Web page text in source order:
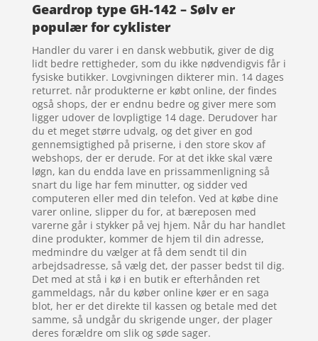
Geardrop type GH-142 – Sølv er
populær for cyklister
Handler du varer i en dansk webbutik, giver de dig
lidt bedre rettigheder, som du ikke nødvendigvis får i
fysiske butikker. Lovgivningen dikterer min. 14 dages
returret. når produkterne er købt online, der findes
også shops, der er endnu bedre og giver mere som
ligger udover de lovpligtige 14 dage. Derudover har
du et meget større udvalg, og det giver en god
gennemsigtighed på priserne, i den store skov af
webshops, der er derude. For at det ikke skal være
løgn, kan du endda lave en prissammenligning så
snart du lige har fem minutter, og sidder ved
computeren eller med din telefon. Ved at købe dine
varer online, slipper du for, at bæreposen med
varerne går i stykker på vej hjem. Når du har handlet
dine produkter, kommer de hjem til din adresse,
medmindre du vælger at få dem sendt til din
arbejdsadresse, så vælg det, der passer bedst til dig.
Det med at stå i kø i en butik er efterhånden ret
gammeldags, når du køber online køer er en saga
blot, her er det direkte til kassen og betale med det
samme, så undgår du skrigende unger, der plager
deres forældre om slik og søde sager.